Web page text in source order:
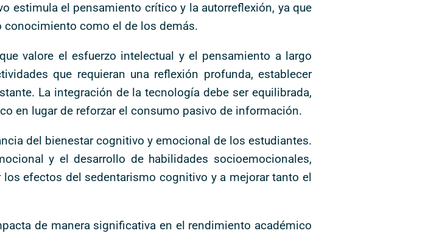
estimula el pensamiento crítico y la autorreflexión, ya que
como el de los demás.
valore el esfuerzo intelectual y el pensamiento a largo
que requieran una reflexión profunda, establecer
La integración de la tecnología debe ser equilibrada,
en lugar de reforzar el consumo pasivo de información.
del bienestar cognitivo y emocional de los estudiantes.
y el desarrollo de habilidades socioemocionales,
efectos del sedentarismo cognitivo y a mejorar tanto el
de manera significativa en el rendimiento académico